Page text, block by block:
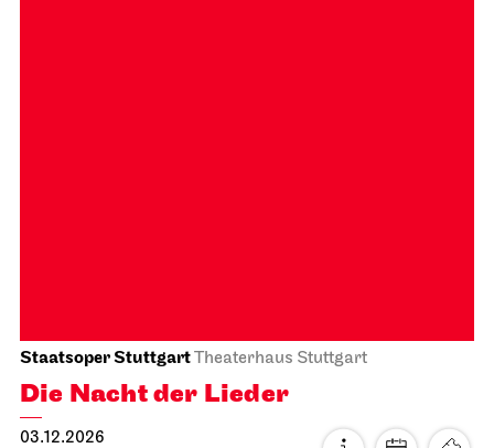
König Richard der Dritte
16.11.2026
19:30